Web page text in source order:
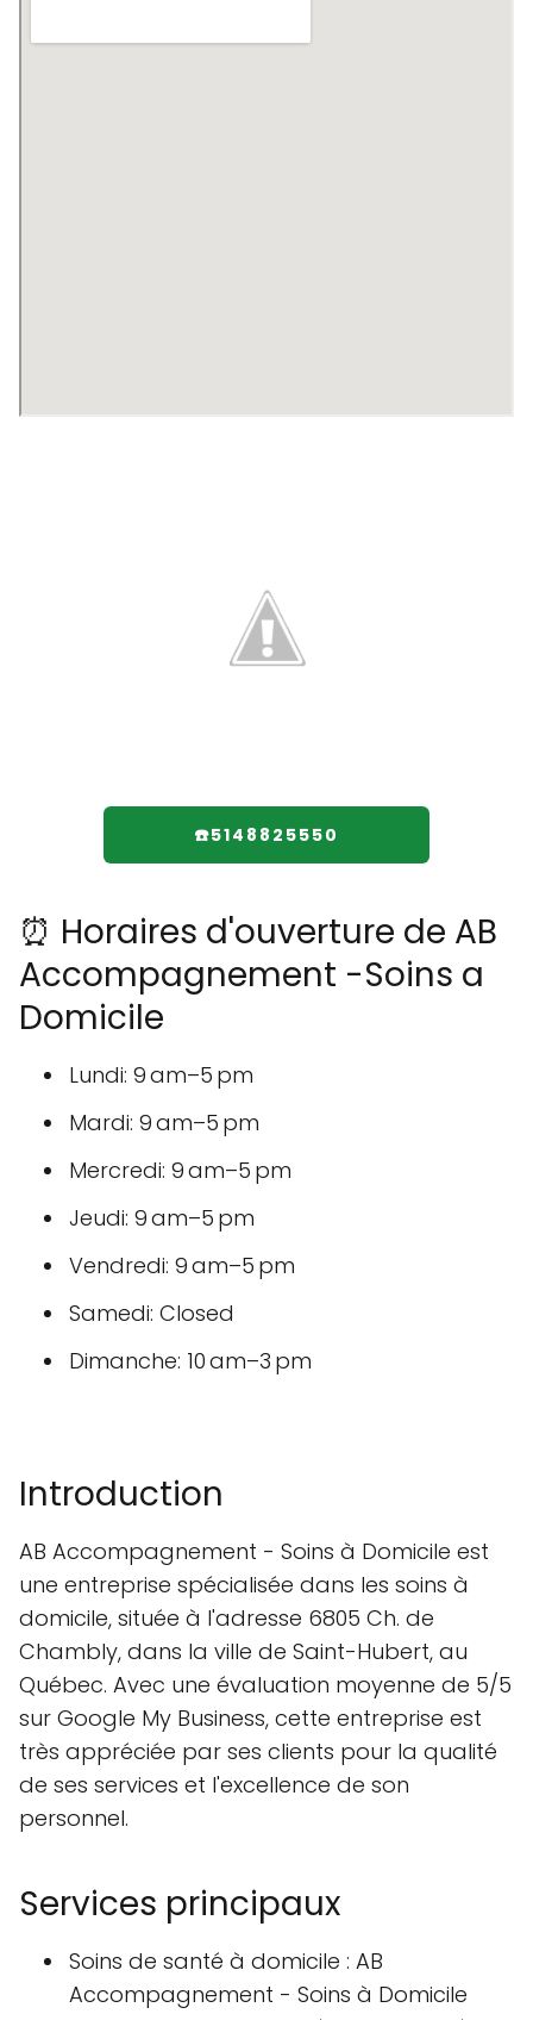
☎️5148825550
⏰ Horaires d'ouverture de AB
Accompagnement -Soins a
Domicile
Lundi: 9 am–5 pm
Mardi: 9 am–5 pm
Mercredi: 9 am–5 pm
Jeudi: 9 am–5 pm
Vendredi: 9 am–5 pm
Samedi: Closed
Dimanche: 10 am–3 pm
Introduction
AB Accompagnement - Soins à Domicile est
une entreprise spécialisée dans les soins à
domicile, située à l'adresse 6805 Ch. de
Chambly, dans la ville de Saint-Hubert, au
Québec. Avec une évaluation moyenne de 5/5
sur Google My Business, cette entreprise est
très appréciée par ses clients pour la qualité
de ses services et l'excellence de son
personnel.
Services principaux
Soins de santé à domicile : AB
Accompagnement - Soins à Domicile